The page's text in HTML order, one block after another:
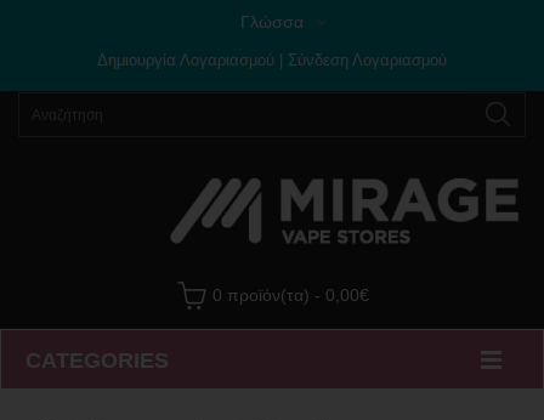
Γλώσσα
Δημιουργία Λογαριασμού Σύνδεση Λογαριασμού
0 προϊόν(τα) - 0,00€
CATEGORIES